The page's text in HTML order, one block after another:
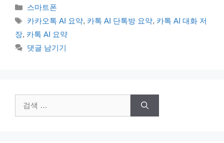
카
테
고
리
스마트폰
태
그
카카오톡 AI 요약, 카톡 AI 단톡방 요약, 카톡 AI 대화 저
장, 카톡 AI 요약
댓글 남기기
색: